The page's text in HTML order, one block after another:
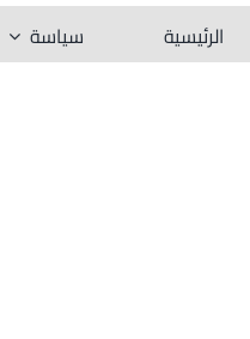
الرئيسية سياسة